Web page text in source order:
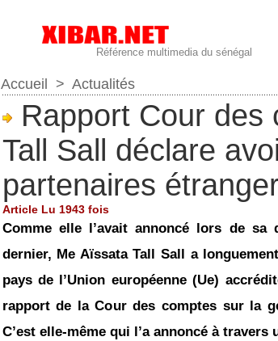
Référence multimedia du sénégal
Accueil > Actualités
Rapport Cour des
Tall Sall déclare
partenaires
Article Lu 1943 fois
Comme elle l’avait annoncé lors de sa
dernier, Me Aïssata Tall Sall a
pays de l’Union européenne (Ue)
rapport de la Cour des comptes sur la
C’est elle-même qui l’a annoncé à travers